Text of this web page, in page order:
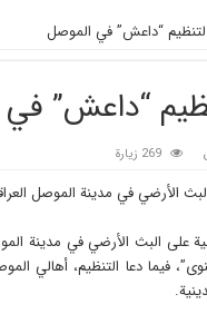
لتنظيم “داعش” في الموصل
“داعش”
269 زيارة
الأرضي في مدينة الموصل
على البث الأرضي في مدينة
فيما دعا التنظيم، أهالي